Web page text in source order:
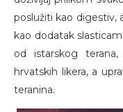
poslužiti kao digestiv,
kao dodatak
od istarskog
hrvatskih likera, a
teranina.